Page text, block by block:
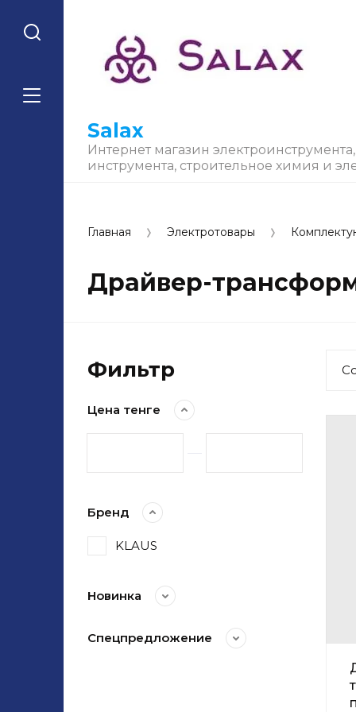
Salax
Интернет магазин
инструмента, строительное химия и
Главная Электротовары
Драйвер-
Фильтр
Цена тенге
Бренд
KLAUS
Новинка
Спецпредложение